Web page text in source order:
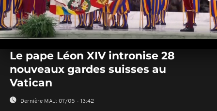
seconds
seconds
Le pape Léon XIV intronise 28
nouveaux gardes suisses au
Vatican
Dernière MAJ: 07/05 - 13:42